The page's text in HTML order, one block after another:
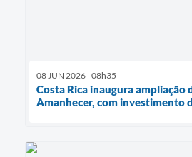
08 JUN 2026 - 08h35
Costa Rica inaugura ampliação
Amanhecer, com investimento